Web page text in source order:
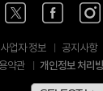
사업자 정보 공지사항
약관
개인정보 처리